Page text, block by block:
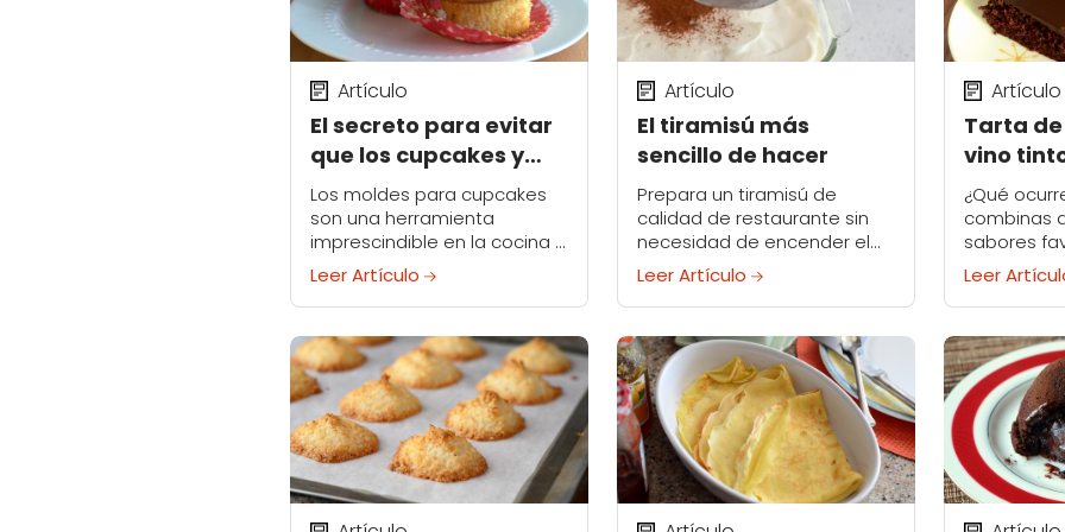
El secreto para evitar
que los cupcakes y
muffins se peguen
Artículo
Los moldes para cupcakes
son una herramienta
imprescindible en la cocina si
te gusta hornear. Facilitan la
extracción de pasteles y
muffins del molde con una
limpieza mínima. Pero
aunque...
Leer Artículo
El tiramisú más
sencillo de hacer
Artículo
Prepara un tiramisú de
calidad de restaurante sin
necesidad de encender el
horno. Con esta receta de la
bloguera gastronómica
Nicole Weston, todo lo que
tienes que hacer es colocar...
Leer Artículo
Tarta
vino
Artículo
¿Qué
combinas
sabores
y
pastel?
la boca
Leer